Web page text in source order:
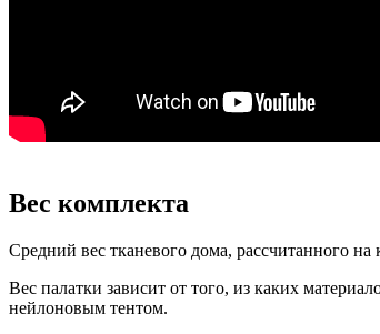
Вес комплекта
Средний вес тканевого дома, рассчитанного
Вес палатки зависит от того, из каких
нейлоновым тентом.